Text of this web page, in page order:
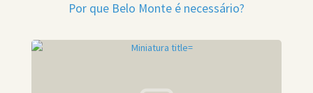
Por que Belo Monte é necessário?